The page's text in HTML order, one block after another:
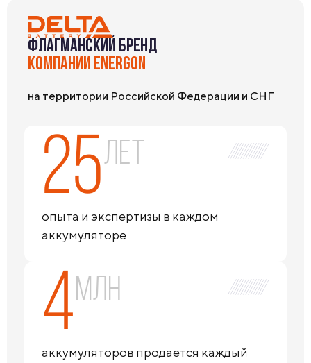
ФЛАГМАНСКИЙ БРЕНД
КОМПАНИИ ENERGON
на территории Российской Федерации и СНГ
25лет
опыта и экспертизы в каждом
аккумуляторе
4млн
аккумуляторов продается каждый